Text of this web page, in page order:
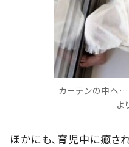
カーテンの中へ
よ
ほかにも、育児中に癒さ